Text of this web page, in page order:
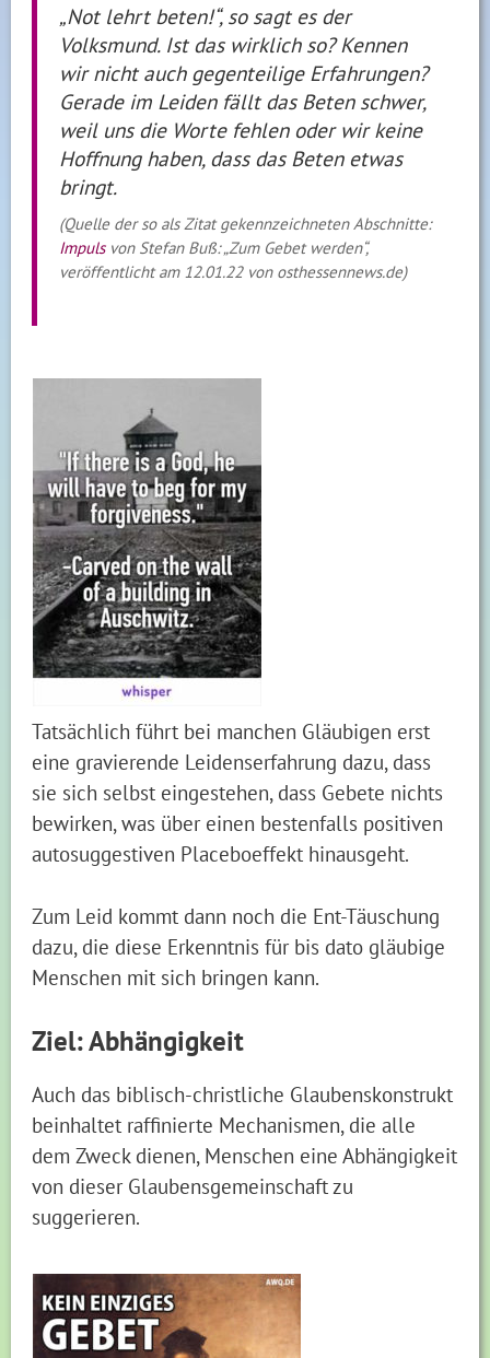
„Not lehrt beten!“, so sagt es der
Volksmund. Ist das wirklich so? Kennen
wir nicht auch gegenteilige Erfahrungen?
Gerade im Leiden fällt das Beten schwer,
weil uns die Worte fehlen oder wir keine
Hoffnung haben, dass das Beten etwas
bringt.
(Quelle der so als Zitat gekennzeichneten Abschnitte:
Impulsvon Stefan Buß: „Zum Gebet werden“,
veröffentlicht am 12.01.22 von osthessennews.de)
Tatsächlich führt bei manchen Gläubigen erst
eine gravierende Leidenserfahrung dazu, dass
sie sich selbst eingestehen, dass Gebete nichts
bewirken, was über einen bestenfalls positiven
autosuggestiven Placeboeffekt hinausgeht.
Zum Leid kommt dann noch die Ent-Täuschung
dazu, die diese Erkenntnis für bis dato gläubige
Menschen mit sich bringen kann.
Ziel: Abhängigkeit
Auch das biblisch-christliche Glaubenskonstrukt
beinhaltet raffinierte Mechanismen, die alle
dem Zweck dienen, Menschen eine Abhängigkeit
von dieser Glaubensgemeinschaft zu
suggerieren.